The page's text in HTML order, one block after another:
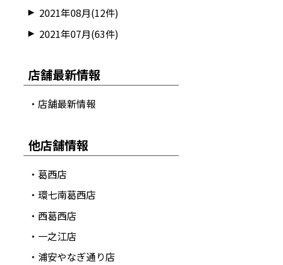
2021年08月(12件)
2021年07月(63件)
店舗最新情報
・店舗最新情報
他店舗情報
・葛西店
・環七南葛西店
・西葛西店
・一之江店
・浦安やなぎ通り店